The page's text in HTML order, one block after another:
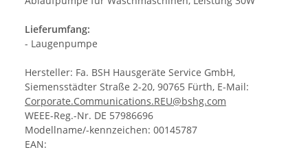
Lieferumfang:
- Laugenpumpe
Hersteller: Fa. BSH Hausgeräte Service GmbH,
Siemensstädter Straße 2-20, 90765 Fürth, E-Mail:
Corporate.Communications.REU@bshg.com
WEEE-Reg.-Nr. DE 57986696
Modellname/-kennzeichen: 00145787
EAN: